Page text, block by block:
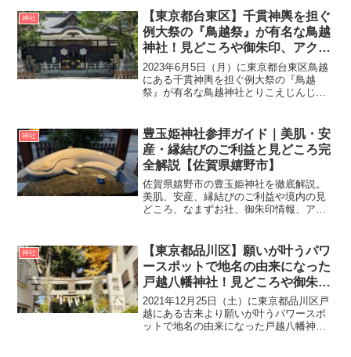
神社
【東京都台東区】千貫神輿を担ぐ
例大祭の『鳥越祭』が有名な鳥越
神社！見どころや御朱印、アクセ
ス・駐車場をご紹介
2023年6月5日（月）に東京都台東区鳥越
にある千貫神輿を担ぐ例大祭の『鳥越
祭』が有名な鳥越神社とりこえじんじゃ
後の日曜日に行われます。今回、実際に
鳥越神社に参拝して...
神社
豊玉姫神社参拝ガイド｜美肌・安
産・縁結びのご利益と見どころ完
全解説【佐賀県嬉野市】
佐賀県嬉野市の豊玉姫神社を徹底解説。
美肌、安産、縁結びのご利益や境内の見
どころ、なまずお社、御朱印情報、アク
神社
【東京都品川区】願いが叶うパワ
ースポットで地名の由来になった
戸越八幡神社！見どころや御朱印
をご紹介
2021年12月25日（土）に東京都品川区戸
越にある古来より願いが叶うパワースポ
ットで地名の由来になった戸越八幡神社